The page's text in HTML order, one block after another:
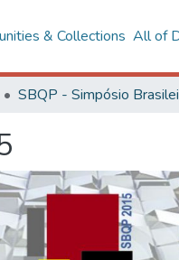
& Collections All of